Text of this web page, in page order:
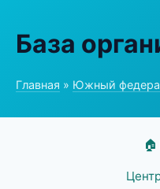
База
Главная » Южный